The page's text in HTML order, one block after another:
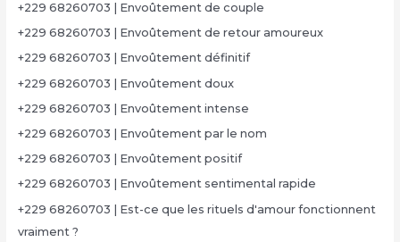
+229 68260703 | Envoûtement de couple
+229 68260703 | Envoûtement de retour amoureux
+229 68260703 | Envoûtement définitif
+229 68260703 | Envoûtement doux
+229 68260703 | Envoûtement intense
+229 68260703 | Envoûtement par le nom
+229 68260703 | Envoûtement positif
+229 68260703 | Envoûtement sentimental rapide
+229 68260703 | Est-ce que les rituels d'amour fonctionnent
vraiment ?